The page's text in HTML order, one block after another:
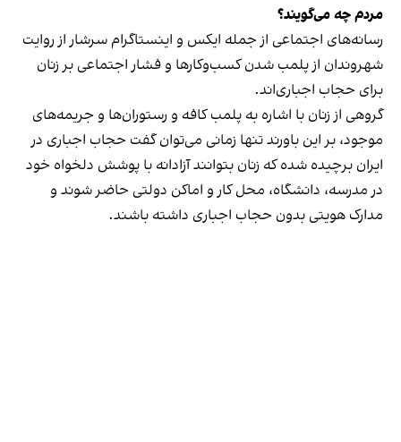
مردم چه می‌گویند؟
رسانه‎‌های اجتماعی از جمله ایکس و اینستاگرام سرشار از روایت
شهروندان از پلمب شدن کسب‌وکارها و فشار اجتماعی بر زنان
برای حجاب اجباری‌اند.
گروهی از زنان با اشاره به پلمب کافه و رستوران‌ها و جریمه‌های
موجود، بر این باورند تنها زمانی می‌توان گفت حجاب اجباری در
ایران برچیده شده که زنان بتوانند آزادانه با پوشش دلخواه خود
در مدرسه، دانشگاه، محل کار و اماکن دولتی حاضر شوند و
مدارک هویتی بدون حجاب اجباری داشته باشند.